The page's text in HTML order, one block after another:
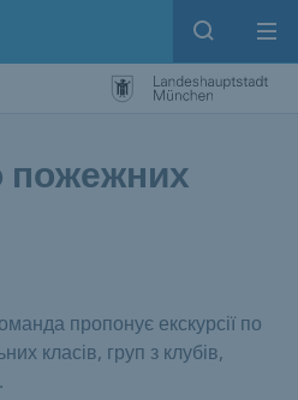
Open
пожежних
пропонує екскурсії по
класів, груп з клубів,